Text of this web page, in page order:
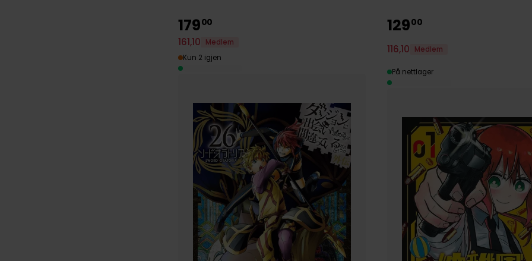
17900
161,10
Medlem
Kun 2 igjen
12900
116,10 Medlem
På nettlager